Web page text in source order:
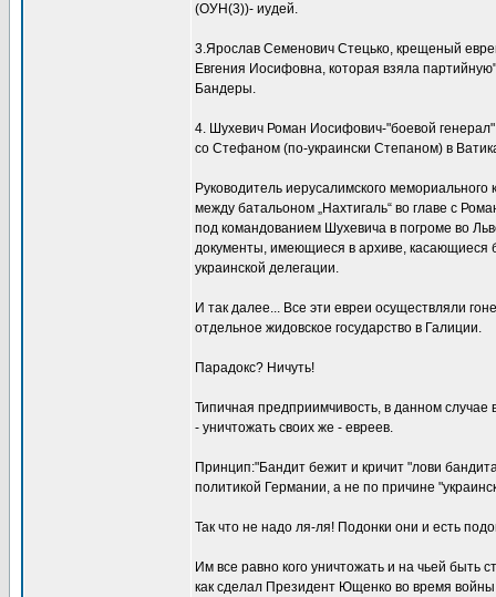
(ОУН(3))- иудей.
3.Ярослав Семенович Стецько, крещеный
Евгения Иосифовна, которая взяла
Бандеры.
4. Шухевич Роман Иосифович-"боевой
со Стефаном (по-украински Степаном) в
Руководитель иерусалимского
между батальоном „Нахтигаль“ во главе с
под командованием Шухевича в погроме во
документы, имеющиеся в архиве, касающиеся
украинской делегации.
И так далее... Все эти евреи осуществляли
отдельное жидовское государство в Галиции.
Парадокс? Ничуть!
Типичная предприимчивость, в данном
- уничтожать своих же - евреев.
Принцип:"Бандит бежит и кричит "лови
политикой Германии, а не по причине
Так что не надо ля-ля! Подонки они и есть
Им все равно кого уничтожать и на чьей быть
как сделал Президент Ющенко во время войны